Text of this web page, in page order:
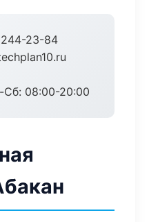
23-84
Сб: 08:00-20:00